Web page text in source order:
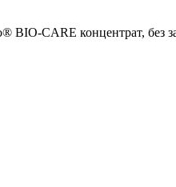
BIO-CARE концентрат, без